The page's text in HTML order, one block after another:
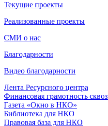
Текущие проекты
Реализованные проекты
СМИ о нас
Благодарности
Видео благодарности
Лента Ресурсного центра
Финансовая грамотность
Газета «Окно в НКО»
Библиотека для НКО
Правовая база для НКО